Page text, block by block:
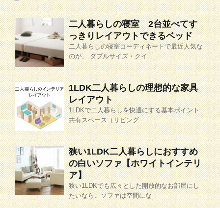
二人暮らしの寝室 2台並べてす
っきりレイアウトできるベッド
二人暮らしの寝室コーディネートで最近人気な
のが、 ダブルサイズ・クイ
1LDK二人暮らしの理想的な家具
レイアウト
1LDKで二人暮らしを快適にする基本ポイント
共有スペース（リビング
狭い1LDK二人暮らしにおすすめ
の白いソファ【ホワイトインテリ
ア】
狭い1LDKでも広々とした開放的なお部屋にし
たいなら、ソファは空間にな